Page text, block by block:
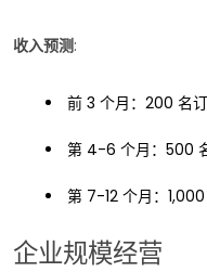
收入预测:
前 3 个月：200 名
第 4-6 个月：500
第 7-12 个月：
企业规模经营